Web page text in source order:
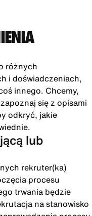
różnych
i doświadczeniach,
innego. Chcemy,
się z opisami
odkryć, jakie
lub
rekruter(ka)
procesu
trwania będzie
na stanowisko